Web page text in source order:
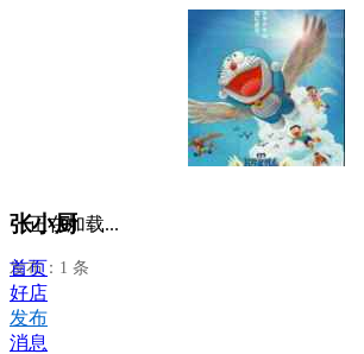
张小厨
发布：1 条
正在加载...
首页
好店
发布
消息